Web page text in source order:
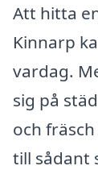
Att hitta
Kinnarp
vardag.
sig på
och
till sådant